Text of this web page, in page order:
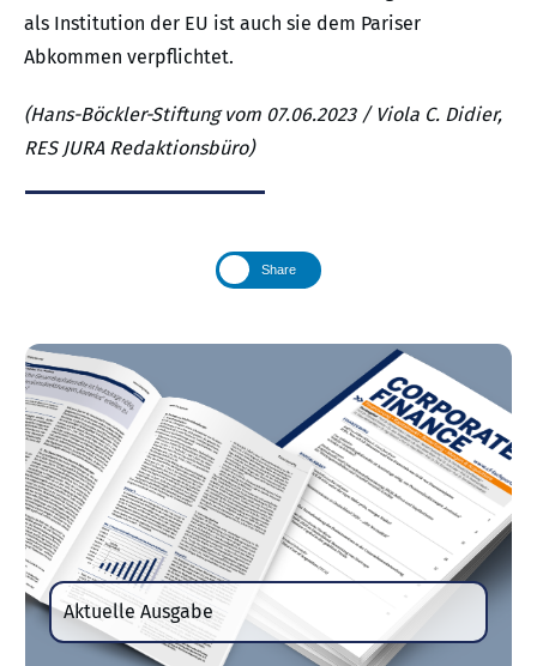
als Institution der EU ist auch sie dem Pariser
Abkommen verpflichtet.
(Hans-Böckler-Stiftung vom 07.06.2023 / Viola C. Didier,
RES JURA Redaktionsbüro)
Share
Aktuelle Ausgabe